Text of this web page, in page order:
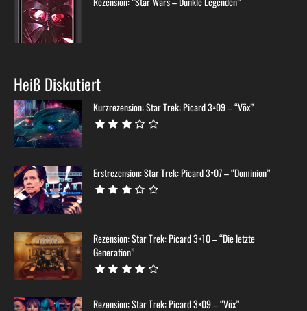
Heiß Diskutiert
Kurzrezension: Star Trek: Picard 3×09 – “Võx”
Erstrezension: Star Trek: Picard 3×07 – “Dominion”
Rezension: Star Trek: Picard 3×10 – “Die letzte
Generation”
Rezension: Star Trek: Picard 3×09 – “Võx”